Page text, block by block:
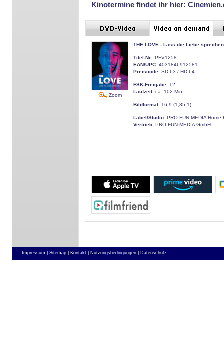
Kinotermine findet ihr hier:
Zoom
THE LOVE - Lass die Liebe sprechen
Titel-Nr.: PFV1258
EAN/UPC: 4031846912581
Preiscode: SD 63 / HD 64
FSK-Freigabe: 12
Laufzeit: ca. 102 Min.
Bildformat: 16:9 (1,85:1)
Label/Studio: PRO-FUN MEDIA Home
Vertrieb: PRO-FUN MEDIA GmbH
Impressum | Sitemap | Kontakt | Nutzungsbedingungen | Datenschutz